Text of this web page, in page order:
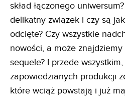
skład łączonego
delikatny związek i czy są
odcięte? Czy wszystkie
nowości, a może
sequele? I przede
zapowiedzianych produkcji
które wciąż powstają i już